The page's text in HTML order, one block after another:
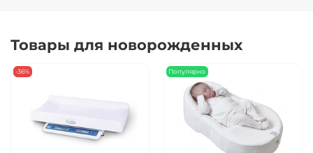
Товары для новорожденных
-36% Популярно